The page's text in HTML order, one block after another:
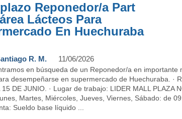
Reponedor/a Part
Lácteos Para
En Huechuraba
R. M. 11/06/2026
en búsqueda de un Reponedor/a en importante
desempeñarse en supermercado de Huechuraba. ·
15 DE JUNIO. · Lugar de trabajo: LIDER MALL PLAZA
Martes, Miércoles, Jueves, Viernes, Sábado: de
Sueldo base líquido ...